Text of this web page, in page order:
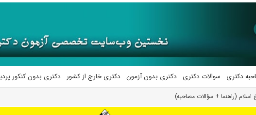
دکتری سوالات دکتری دکتری بدون آزمون دکتری خارج از کشور دکتری بدون کنکور
اسلام (راهنما + سؤالات مصاحبه)